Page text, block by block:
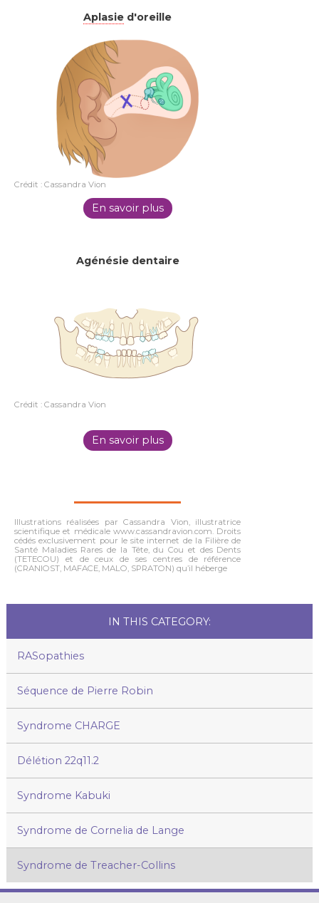
Aplasie d'oreille
Crédit : Cassandra Vion
En savoir plus
Agénésie dentaire
Crédit : Cassandra Vion
En savoir plus
Illustrations réalisées par Cassandra Vion, illustratrice
scientifique et médicale www.cassandravion.com. Droits
cédés exclusivement pour le site internet de la Filière de
Santé Maladies Rares de la Tête, du Cou et des Dents
(TETECOU) et de ceux de ses centres de référence
(CRANIOST, MAFACE, MALO, SPRATON) qu’il héberge
IN THIS CATEGORY:
RASopathies
Séquence de Pierre Robin
Syndrome CHARGE
Délétion 22q11.2
Syndrome Kabuki
Syndrome de Cornelia de Lange
Syndrome de Treacher-Collins